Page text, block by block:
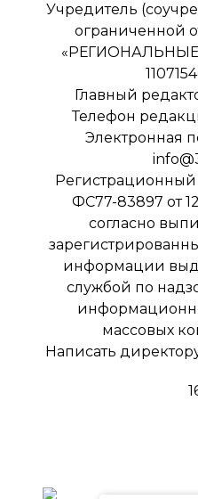
Учредитель
ограниченной
Главный
Телефон
Электронная
ФС77-83897 от
согласно
информации
службой по
массовых
Написать